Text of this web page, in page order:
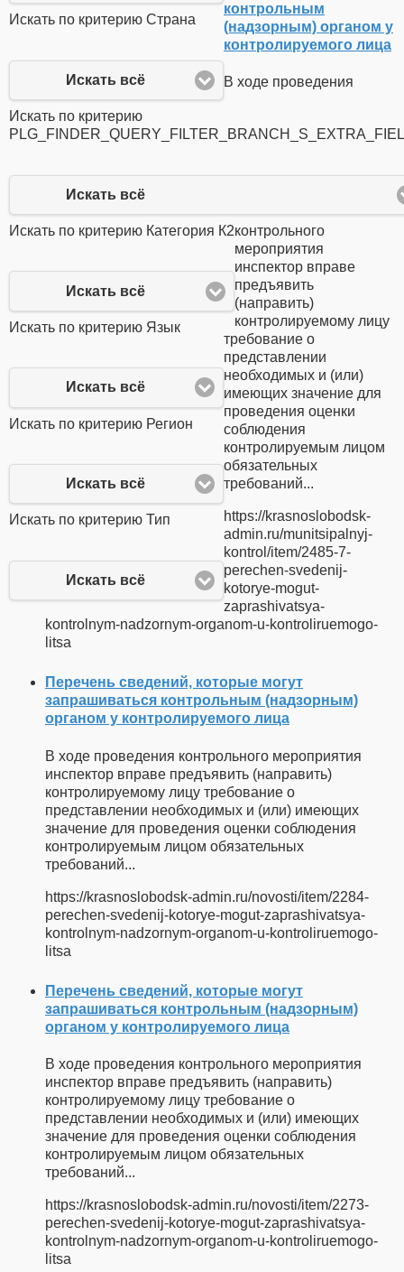
Искать по критерию Страна
Искать всё
Искать по критерию
Искать всё
Искать по критерию Категория К2
Искать всё
Искать по критерию Язык
Искать всё
Искать по критерию Регион
Искать всё
Искать по критерию Тип
Искать всё
контрольным
(надзорным) органом у
контролируемого лица
В ходе проведения
контрольного
мероприятия
инспектор вправе
предъявить
(направить)
контролируемому лицу
требование о
представлении
необходимых и (или)
имеющих значение для
проведения оценки
соблюдения
контролируемым лицом
обязательных
требований...
https://krasnoslobodsk-
admin.ru/munitsipalnyj-
kontrol/item/2485-7-
perechen-svedenij-
kotorye-mogut-
zaprashivatsya-
kontrolnym-nadzornym-organom-u-kontroliruemogo-
litsa
Перечень сведений, которые могут
запрашиваться контрольным (надзорным)
органом у контролируемого лица
В ходе проведения контрольного мероприятия
инспектор вправе предъявить (направить)
контролируемому лицу требование о
представлении необходимых и (или) имеющих
значение для проведения оценки соблюдения
контролируемым лицом обязательных
требований...
https://krasnoslobodsk-admin.ru/novosti/item/2284-
perechen-svedenij-kotorye-mogut-zaprashivatsya-
kontrolnym-nadzornym-organom-u-kontroliruemogo-
litsa
Перечень сведений, которые могут
запрашиваться контрольным (надзорным)
органом у контролируемого лица
В ходе проведения контрольного мероприятия
инспектор вправе предъявить (направить)
контролируемому лицу требование о
представлении необходимых и (или) имеющих
значение для проведения оценки соблюдения
контролируемым лицом обязательных
требований...
https://krasnoslobodsk-admin.ru/novosti/item/2273-
perechen-svedenij-kotorye-mogut-zaprashivatsya-
kontrolnym-nadzornym-organom-u-kontroliruemogo-
litsa